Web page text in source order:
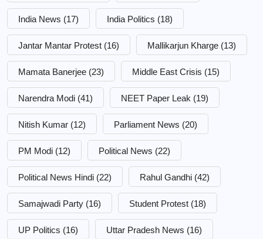
India News (17) India Politics (18)
Jantar Mantar Protest (16) Mallikarjun Kharge (13)
Mamata Banerjee (23) Middle East Crisis (15)
Narendra Modi (41) NEET Paper Leak (19)
Nitish Kumar (12) Parliament News (20)
PM Modi (12) Political News (22)
Political News Hindi (22) Rahul Gandhi (42)
Samajwadi Party (16) Student Protest (18)
UP Politics (16) Uttar Pradesh News (16)